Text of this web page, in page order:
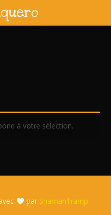
à votre sélection.
par ShamanTramp